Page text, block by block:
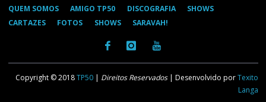
QUEM SOMOS
AMIGO TP50 DISCOGRAFIA
SHOWS
CARTAZES
FOTOS SHOWS SARAVAH!
Copyright © 2018TP50 | Direitos Reservados| Desenvolvido porTexito
Langa